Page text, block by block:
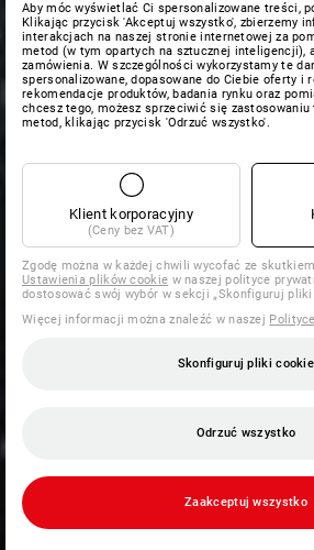
Aby móc wyświetlać Ci spersonalizowane treści,
Klikając przycisk 'Akceptuj wszystko', zbierzemy
interakcjach na naszej stronie internetowej za
metod (w tym opartych na sztucznej inteligencji),
zamówienia. W szczególności wykorzystamy te
spersonalizowane, dopasowane do Ciebie oferty i
rekomendacje produktów, badania rynku oraz
chcesz tego, możesz sprzeciwić się
metod, klikając przycisk 'Odrzuć wszystko'.
Klient korporacyjny
(Ceny bez VAT)
Zgodę można w każdej chwili wycofać ze
Ustawienia plików cookie w naszej polityce
dostosować swój wybór w sekcji „Skonfiguruj pliki
Więcej informacji można znaleźć w naszej
Skonfiguruj pliki cookie
Odrzuć wszystko
Zaakceptuj wszystko